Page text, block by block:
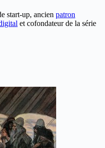
start-up, ancien patron
et cofondateur de la série